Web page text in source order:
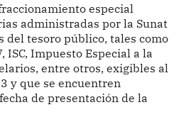
especial
administradas por la Sunat
del tesoro público, tales como
ISC, Impuesto Especial a la
entre otros, exigibles al
y que se encuentren
de presentación de la